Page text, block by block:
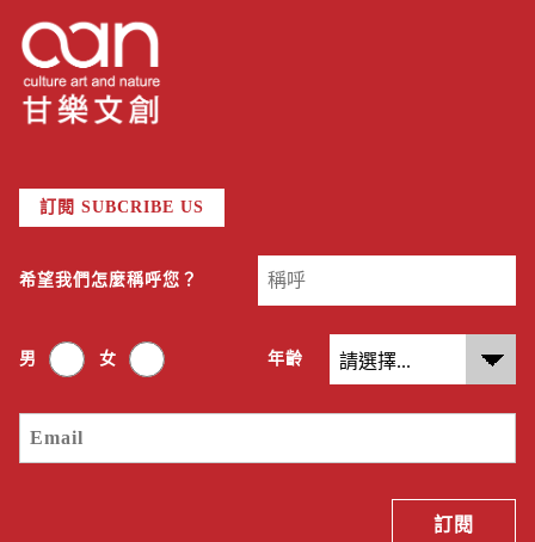
訂閱 SUBCRIBE US
希望我們怎麼稱呼您？
男 女 年齡